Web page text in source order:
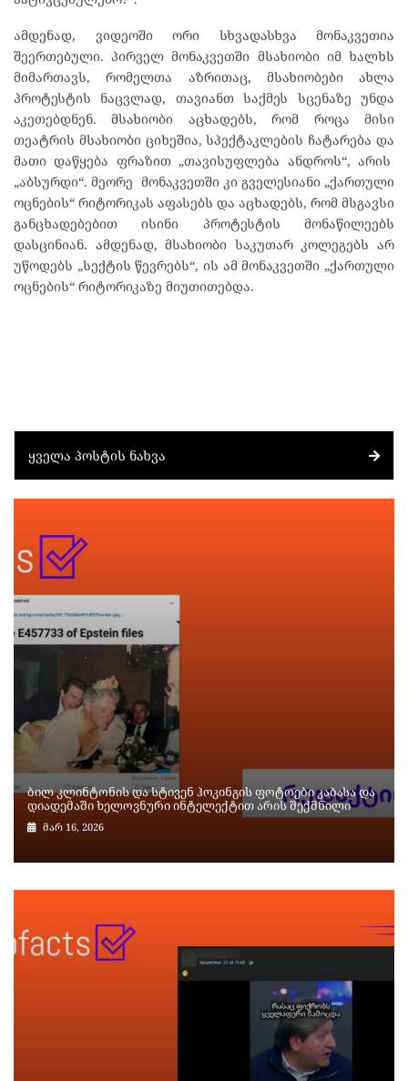
ამდენად, ვიდეოში ორი სხვადასხვა მონაკვეთია
შეერთებული. პირველ მონაკვეთში მსახიობი იმ ხალხს
მიმართავს, რომელთა აზრითაც, მსახიობები ახლა
პროტესტის ნაცვლად, თავიანთ საქმეს სცენაზე უნდა
აკეთებდნენ. მსახიობი აცხადებს, რომ როცა მისი
თეატრის მსახიობი ციხეშია, სპექტაკლების ჩატარება და
მათი დაწყება ფრაზით „თავისუფლება ანდროს“, არის
„აბსურდი“. მეორე მონაკვეთში კი გველესიანი „ქართული
ოცნების“ რიტორიკას აფასებს და აცხადებს, რომ მსგავსი
განცხადებებით ისინი პროტესტის მონაწილეებს
დასცინიან. ამდენად, მსახიობი საკუთარ კოლეგებს არ
უწოდებს „სექტის წევრებს“, ის ამ მონაკვეთში „ქართული
ოცნების“ რიტორიკაზე მიუთითებდა.
ᲧᲕᲔᲚᲐ ᲞᲝᲡᲢᲘᲡ ᲜᲐᲮᲕᲐ
ბილ კლინტონის და სტივენ ჰოკინგის ფოტოები კაბასა და
დიადემაში ხელოვნური ინტელექტით არის შექმნილი
მარ 16, 2026